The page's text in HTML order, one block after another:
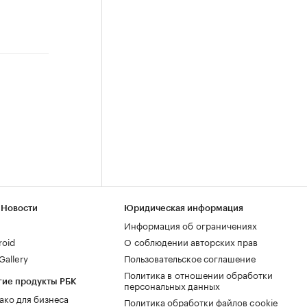
продукты РБК
для бизнеса
Юридическая информация
Информация об ограничениях
О соблюдении авторских прав
Пользовательское соглашение
Политика в отношении обработки
персональных данных
Политика обработки файлов cookie